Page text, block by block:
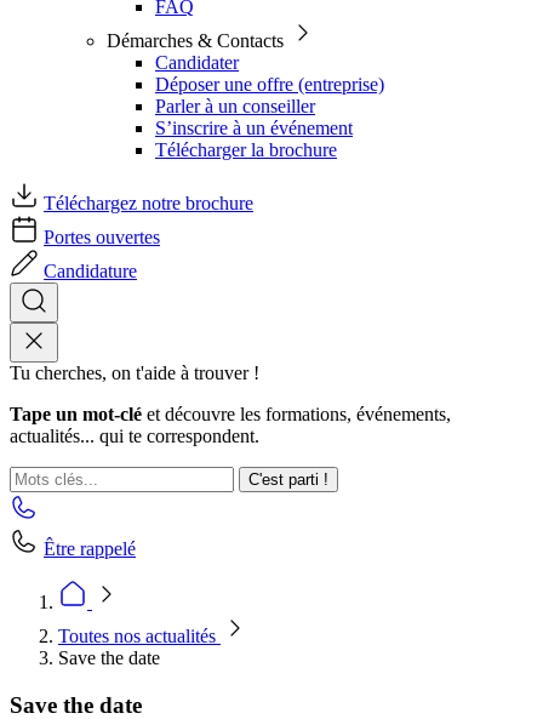
FAQ
Démarches & Contacts
Candidater
Déposer une offre (entreprise)
Parler à un conseiller
S’inscrire à un événement
Télécharger la brochure
Téléchargez notre brochure
Portes ouvertes
Candidature
Tu cherches, on t'aide à trouver !
Tape un mot-clé et découvre les formations, événements,
actualités... qui te correspondent.
C'est parti !
Être rappelé
Toutes nos actualités
Save the date
Save the date